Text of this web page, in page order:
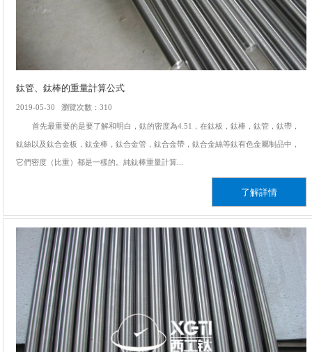
鈦管、鈦棒的重量計算公式
2019-05-30 瀏覽次數：310
首先最重要的是要了解和明白，鈦的密度為4.51，在鈦板，鈦棒，鈦管，鈦帶，
鈦絲以及鈦合金板，鈦金棒，鈦合金管，鈦合金帶，鈦合金絲等鈦有色金屬制品中，
它們密度（比重）都是一樣的。純鈦棒重量計算...
了解詳情